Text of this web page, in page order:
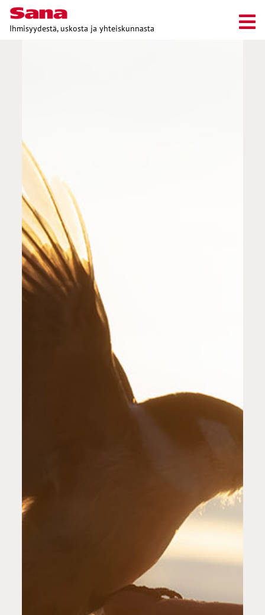
Ihmisyydestä, uskosta ja yhteiskunnasta